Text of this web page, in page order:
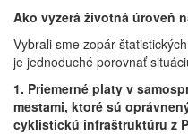
Ako vyzerá životná úroveň
Vybrali sme zopár
je jednoduché porovnať
1. Priemerné platy v
mestami, ktoré sú
cyklistickú infraštruktúru z